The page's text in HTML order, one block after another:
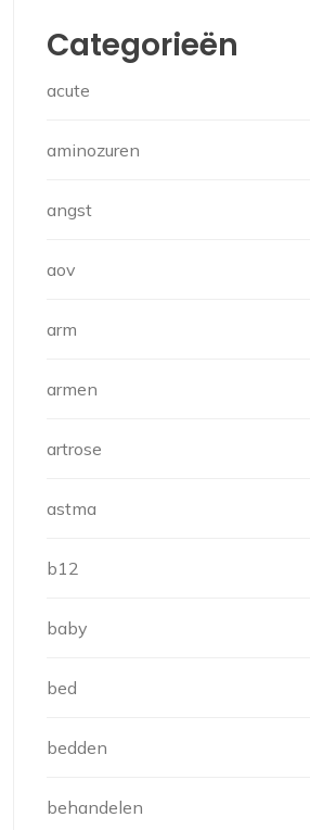
Categorieën
acute
aminozuren
angst
aov
arm
armen
artrose
astma
b12
baby
bed
bedden
behandelen